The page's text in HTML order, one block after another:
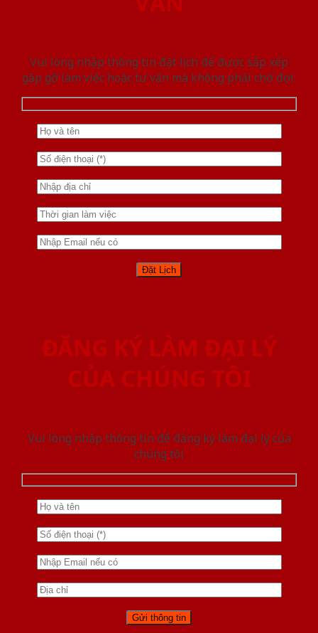
Vui lòng nhập thông tin đặt lịch để được sắp xếp
gặp gỡ làm việc hoăc tư vấn mà không phải chờ đợi.
ĐĂNG KÝ LÀM ĐẠI LÝ
CỦA CHÚNG TÔI
Vui lòng nhập thông tin để đăng ký làm đại lý của
chúng tôi